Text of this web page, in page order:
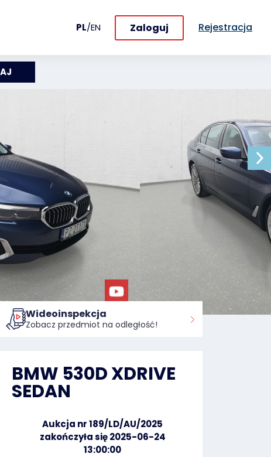
PL/EN Zaloguj Rejestracja
Wideoinspekcja
Zobacz przedmiot na odległość!
BMW 530D XDRIVE
SEDAN
Aukcja nr 189/LD/AU/2025
zakończyła się 2025-06-24
13:00:00